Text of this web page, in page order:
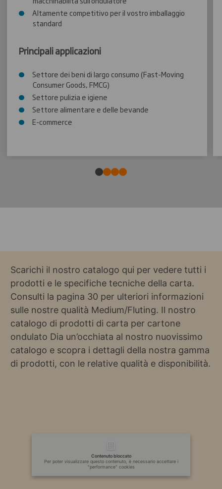
Altamente competitivo per il vostro imballaggio
standard
Principali applicazioni
Settore dei beni di largo consumo (Fast-Moving
Consumer Goods, FMCG)
Settore pulizia e igiene
Settore alimentare e delle bevande
E-commerce
Scarichi il nostro catalogo qui per vedere tutti i
prodotti e le specifiche tecniche della carta.
Consulti la pagina 30 per ulteriori informazioni
sulle nostre qualità Medium/Fluting. Il nostro
catalogo di prodotti di carta per cartone
ondulato Dia un’occhiata al nostro nuovissimo
catalogo e scopra i dettagli della nostra gamma
di prodotti, con le relative qualità e disponibilità.
Contenuto bloccato
Per poter visualizzare questo contenuto, è necessario accettare i
"performance" cookies